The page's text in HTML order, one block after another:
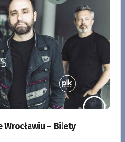
Wrocławiu – Bilety